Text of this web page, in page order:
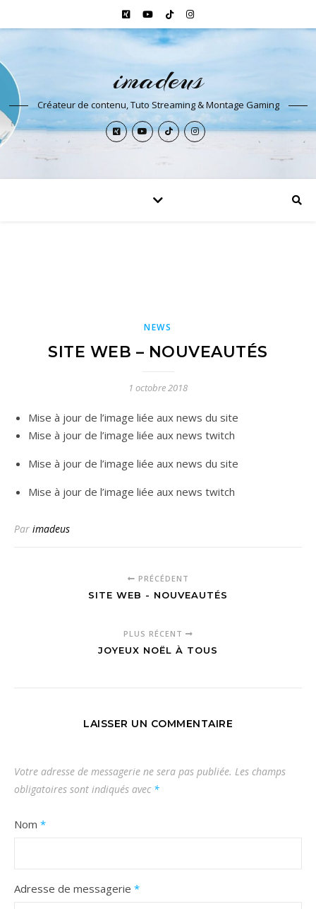
imadeus
Créateur de contenu, Tuto Streaming & Montage Gaming
NEWS
SITE WEB – NOUVEAUTÉS
1 octobre 2018
Mise à jour de l’image liée aux news du site
Mise à jour de l’image liée aux news twitch
Mise à jour de l’image liée aux news du site
Mise à jour de l’image liée aux news twitch
Par imadeus
PRÉCÉDENT
SITE WEB - NOUVEAUTÉS
PLUS RÉCENT
JOYEUX NOËL À TOUS
LAISSER UN COMMENTAIRE
Votre adresse de messagerie ne sera pas publiée. Les champs
obligatoires sont indiqués avec *
Nom *
Adresse de messagerie *